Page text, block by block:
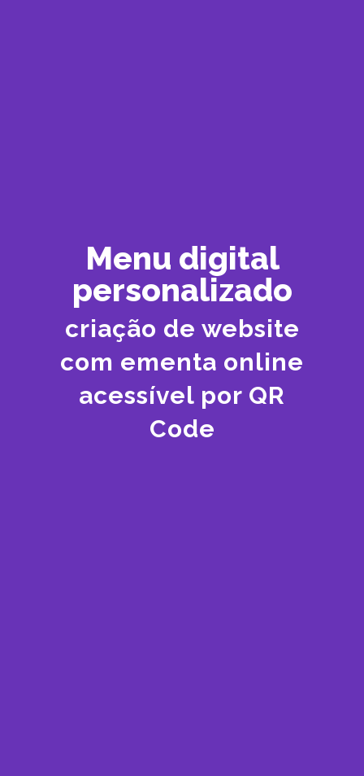
Menu digital
personalizado
criação de website
com ementa online
acessível por QR
Code